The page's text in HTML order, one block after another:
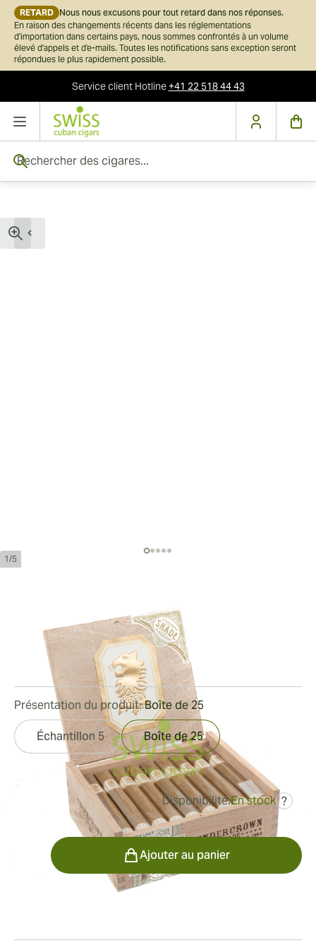
RETARD Nous nous excusons pour tout retard dans nos réponses.
En raison des changements récents dans les réglementations
d'importation dans certains pays, nous sommes confrontés à un volume
élevé d'appels et d'e-mails. Toutes les notifications sans exception seront
répondues le plus rapidement possible.
Service clientHotline+41 22 518 44 43
Skip to Content
1/5
Liga Undercrown Shade Gran Toro
Bague de jauge:52 Longueur:
0Commentaires
138,66 € était 187,49 €
Disponibilité:En stock ?
Présentation du produit:Boîte de 25
Échantillon 5 Boîte de 25
Ajouter au panier